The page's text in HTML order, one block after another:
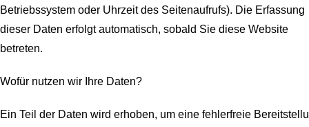
Betriebssystem oder Uhrzeit des Seitenaufrufs). Die Erfassung
dieser Daten erfolgt automatisch, sobald Sie diese Website
betreten.
Wofür nutzen wir Ihre Daten?
Ein Teil der Daten wird erhoben, um eine fehlerfreie